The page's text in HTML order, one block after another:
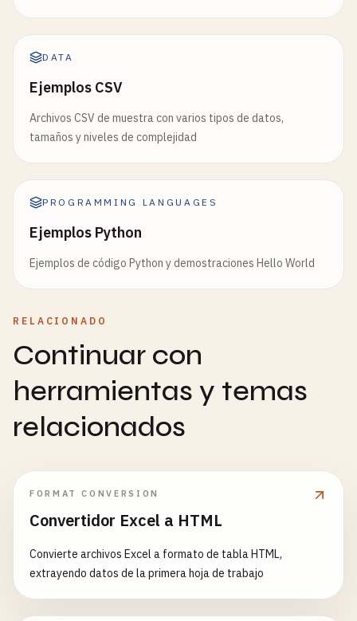
DATA
Ejemplos CSV
Archivos CSV de muestra con varios tipos de datos,
tamaños y niveles de complejidad
PROGRAMMING LANGUAGES
Ejemplos Python
Ejemplos de código Python y demostraciones Hello World
RELACIONADO
Continuar con
herramientas y temas
relacionados
FORMAT CONVERSION
Convertidor Excel a HTML
Convierte archivos Excel a formato de tabla HTML,
extrayendo datos de la primera hoja de trabajo